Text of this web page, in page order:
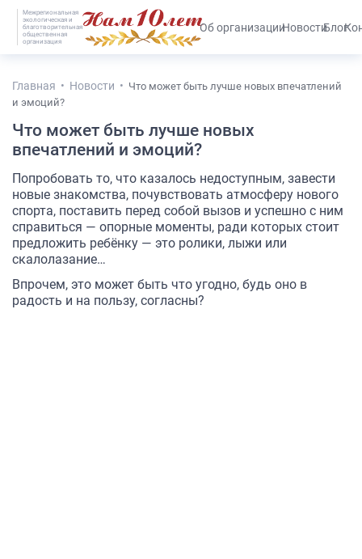
Межрегиональная
экологическая и
благотворительная
общественная
организация
#25536 (без названия)Об организацииНовостиБлог
Главная Новости
Что может быть лучше новых впечатлений
и эмоций?
Что может быть лучше новых
впечатлений и эмоций?
Попробовать то, что казалось недоступным, завести
новые знакомства, почувствовать атмосферу нового
спорта, поставить перед собой вызов и успешно с ним
справиться — опорные моменты, ради которых стоит
предложить ребёнку — это ролики, лыжи или
скалолазание…
Впрочем, это может быть что угодно, будь оно в
радость и на пользу, согласны?